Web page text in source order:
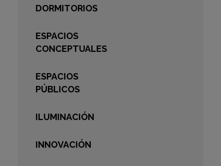
DORMITORIOS
ESPACIOS
CONCEPTUALES
ESPACIOS
PÚBLICOS
ILUMINACIÓN
INNOVACIÓN